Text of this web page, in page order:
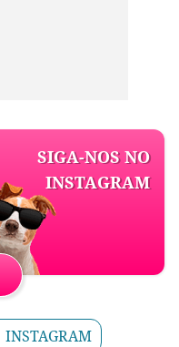
SIGA-NOS NO
INSTAGRAM
INSTAGRAM